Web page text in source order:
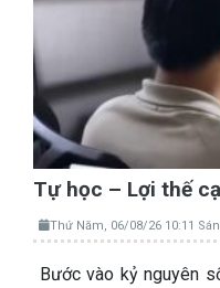
Tự học – Lợi thế
Thứ Năm, 06/08/26 10:11
Bước vào kỷ nguyên